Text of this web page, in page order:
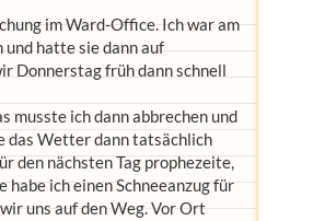
im Ward-Office. Ich war am
hatte sie dann auf
Donnerstag früh dann schnell
musste ich dann abbrechen und
das Wetter dann tatsächlich
den nächsten Tag prophezeite,
ich einen Schneeanzug für
uns auf den Weg. Vor Ort